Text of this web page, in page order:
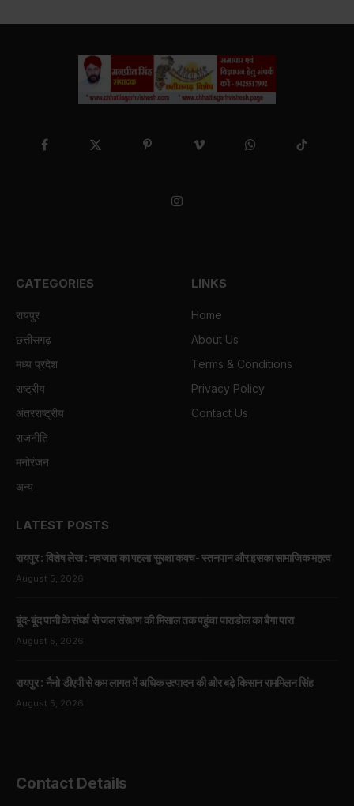
FacebookX
Pinterest Vimeo WhatsAppTikTok
Instagram
CATEGORIES
रायपुर
छत्तीसगढ़
मध्य प्रदेश
राष्ट्रीय
अंतरराष्ट्रीय
राजनीति
मनोरंजन
अन्य
LINKS
Home
About Us
Terms & Conditions
Privacy Policy
Contact Us
LATEST POSTS
रायपुर : विशेष लेख : नवजात का पहला सुरक्षा कवच- स्तनपान और इसका सामाजिक महत्व
August 5, 2026
बूंद-बूंद पानी के संघर्ष से जल संरक्षण की मिसाल तक पहुंचा पाराडोल का बैगा पारा
August 5, 2026
रायपुर : नैनो डीएपी से कम लागत में अधिक उत्पादन की ओर बढ़े किसान राममिलन सिंह
August 5, 2026
Contact Details